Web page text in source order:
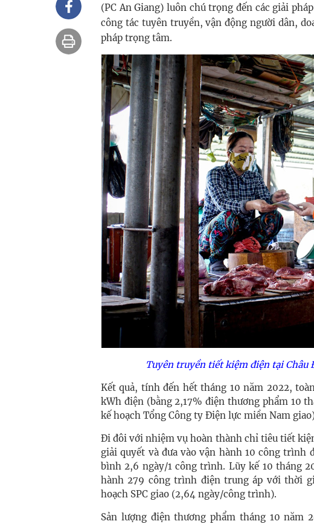
(PC An Giang) luôn chú trọng đến các giải
công tác tuyên truyền, vận động người dân,
pháp trọng tâm.
Tuyên truyền tiết kiệm điện tại Châu
Kết quả, tính đến hết tháng 10 năm 2022,
kWh điện (bằng 2,17% điện thương phẩm 10
kế hoạch Tổng Công ty Điện lực miền Nam
Đi đôi với nhiệm vụ hoàn thành chỉ tiêu tiết
giải quyết và đưa vào vận hành 10 công
bình 2,6 ngày/1 công trình. Lũy kế 10 tháng
hành 279 công trình điện trung áp với thời
hoạch SPC giao (2,64 ngày/công trình).
Sản lượng điện thương phẩm tháng 10 năm